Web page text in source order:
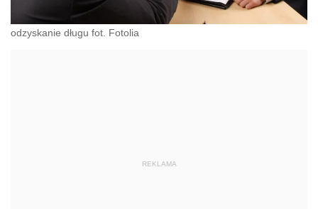
odzyskanie długu fot. Fotolia